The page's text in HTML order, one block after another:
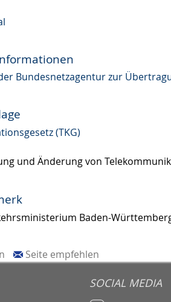
Bundesnetzagentur zur
(TKG)
und Änderung von
Baden-
Seite empfehlen
SOCIAL MEDIA